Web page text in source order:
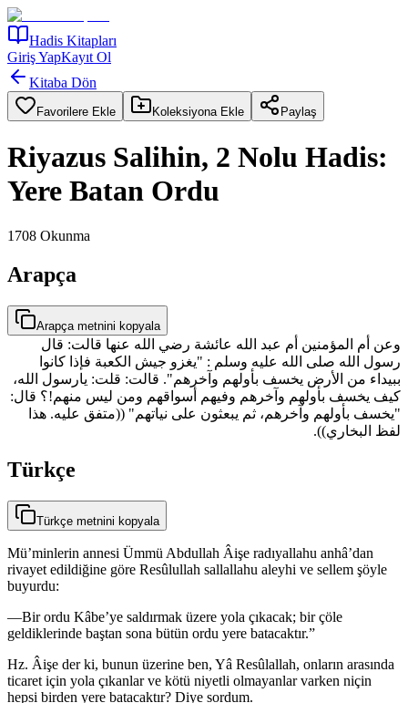
Hadis Kitapları
Giriş YapKayıt Ol
Kitaba Dön
Favorilere Ekle Koleksiyona Ekle Paylaş
Riyazus Salihin, 2 Nolu Hadis:
Yere Batan Ordu
1708 Okunma
Arapça
Arapça metnini kopyala
وعن أم المؤمنين أم عبد الله عائشة رضي الله عنها قالت‏:‏ قال
رسول الله صلى الله عليه وسلم ‏:‏ ‏"‏يغزو جيش الكعبة فإذا كانوا
ببيداء من الأرض يخسف بأولهم وآخرهم‏"‏‏.‏ قالت‏:‏ قلت‏:‏ يارسول الله،
كيف يخسف بأولهم وآخرهم وفيهم أسواقهم ومن ليس منهم‏!‏‏؟‏ قال‏:‏
‏"‏يخسف بأولهم وآخرهم، ثم يبعثون على نياتهم‏"‏ ‏(‏‏(‏متفق عليه‏.‏ هذا
لفظ البخاري‏)‏‏)‏‏.‏
Türkçe
Türkçe metnini kopyala
Mü’minlerin annesi Ümmü Abdullah Âişe radıyallahu anhâ’dan
rivayet edildiğine göre Resûlullah sallallahu aleyhi ve sellem şöyle
buyurdu:
—Bir ordu Kâbe’ye saldırmak üzere yola çıkacak; bir çöle
geldiklerinde baştan sona bütün ordu yere batacaktır.”
Hz. Âişe der ki, bunun üzerine ben, Yâ Resûlallah, onların arasında
ticaret için yola çıkanlar ve kötü niyetli olmayanlar varken niçin
hepsi birden yere batacaktır? Diye sordum.